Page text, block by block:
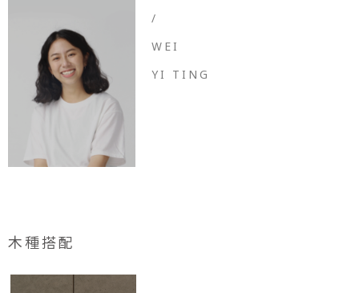
/
WEI
YI TING
木種搭配